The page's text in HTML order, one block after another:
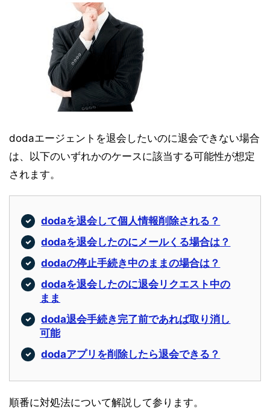
dodaエージェントを退会したいのに退会できない場合
は、以下のいずれかのケースに該当する可能性が想定
されます。
dodaを退会して個人情報削除される？
dodaを退会したのにメールくる場合は？
dodaの停止手続き中のままの場合は？
dodaを退会したのに退会リクエスト中の
まま
doda退会手続き完了前であれば取り消し
可能
dodaアプリを削除したら退会できる？
順番に対処法について解説して参ります。